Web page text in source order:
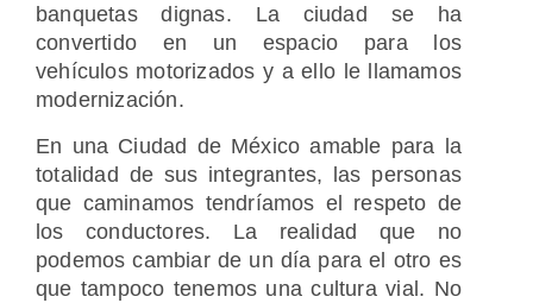
banquetas dignas. La ciudad se ha
convertido en un espacio para los
vehículos motorizados y a ello le llamamos
modernización.
En una Ciudad de México amable para la
totalidad de sus integrantes, las personas
que caminamos tendríamos el respeto de
los conductores. La realidad que no
podemos cambiar de un día para el otro es
que tampoco tenemos una cultura vial. No